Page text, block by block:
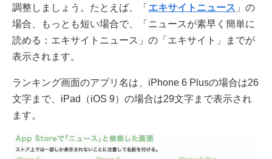
調整しましょう。たとえば、「 エキサイトニュース 」の
場合、もっとも短い場合で、「ニュースが素早く簡単に
読める：エキサイトニュース」の「エキサイト」までが
表示されます。
ランキング画面のアプリ名は、iPhone 6 Plusの場合は26
文字まで、iPad（iOS 9）の場合は29文字まで表示され
ます。